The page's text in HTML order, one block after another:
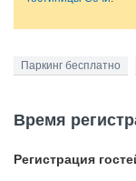
Паркинг бесплатно
Время
Регистрация